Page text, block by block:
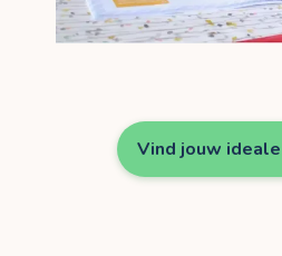
Vind jouw